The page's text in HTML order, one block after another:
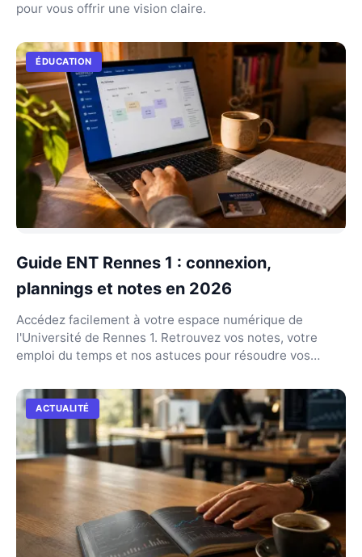
pour vous offrir une vision claire.
ÉDUCATION
Guide ENT Rennes 1 : connexion,
plannings et notes en 2026
Accédez facilement à votre espace numérique de
l'Université de Rennes 1. Retrouvez vos notes, votre
emploi du temps et nos astuces pour résoudre vos
ACTUALITÉ